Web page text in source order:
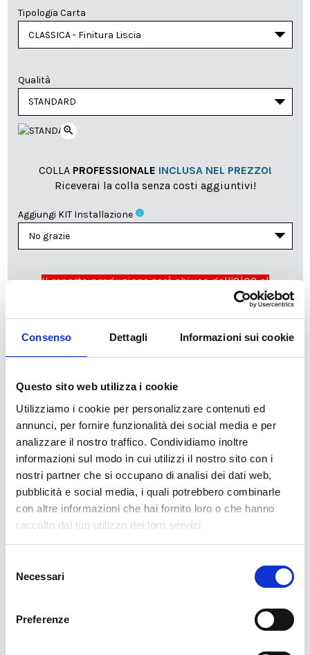
Consenso Dettagli Informazioni sui cookie
Questo sito web utilizza i cookie
Utilizziamo i cookie per personalizzare contenuti ed
annunci, per fornire funzionalità dei social media e per
analizzare il nostro traffico. Condividiamo inoltre
informazioni sul modo in cui utilizzi il nostro sito con i
nostri partner che si occupano di analisi dei dati web,
pubblicità e social media, i quali potrebbero combinarle
con altre informazioni che hai fornito loro o che hanno
raccolto dal tuo utilizzo dei loro servizi.
delNecessari
Preferenze
Tipologia Carta
Qualità
zoom_in
COLLA PROFESSIONALE INCLUSA NEL PREZZO!
Riceverai la colla senza costi aggiuntivi!
Aggiungi KIT Installazione info
Il reparto produzione sarà chiuso dall'8|08 al
23|08|2026 pertanto tutti gli ordini effettuati dal 03|08
a partire dal 24|08|2026
spedizione necessari.
Disponibile
34,49 €
Tasse incluse
AGGIUNGI AL CARRELLO